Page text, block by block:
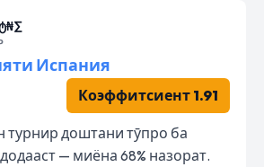
Испания
Коэффитсиент 1.91
турнир доштани тӯпро ба
— миёна 68% назорат.